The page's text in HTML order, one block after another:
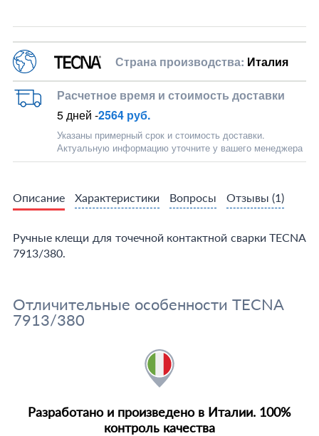
Страна производства: Италия
Расчетное время и стоимость доставки
5 дней -2564 руб.
Указаны примерный срок и стоимость доставки.
Актуальную информацию уточните у вашего менеджера
Описание Характеристики Вопросы Отзывы (1)
Ручные клещи для точечной контактной сварки TECNA
7913/380.
Отличительные особенности TECNA
7913/380
Разработано и произведено в Италии. 100%
контроль качества